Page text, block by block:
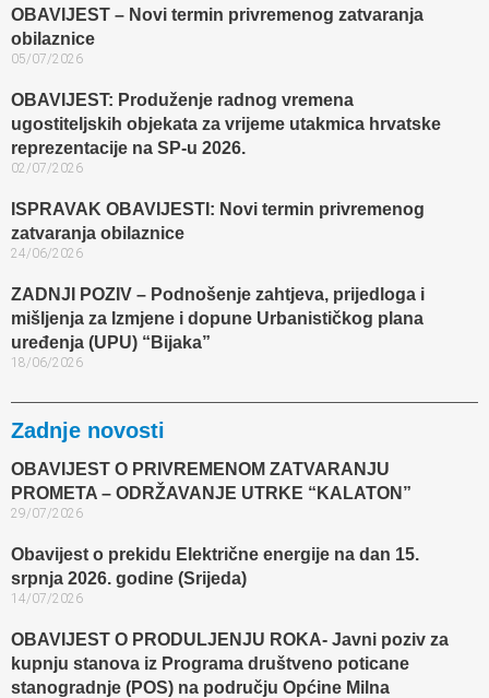
OBAVIJEST – Novi termin privremenog zatvaranja
obilaznice​
05/07/2026
OBAVIJEST: Produženje radnog vremena
ugostiteljskih objekata za vrijeme utakmica hrvatske
reprezentacije na SP-u 2026.
02/07/2026
ISPRAVAK OBAVIJESTI: Novi termin privremenog
zatvaranja obilaznice​
24/06/2026
ZADNJI POZIV – Podnošenje zahtjeva, prijedloga i
mišljenja za Izmjene i dopune Urbanističkog plana
uređenja (UPU) “Bijaka”
18/06/2026
Zadnje novosti
OBAVIJEST O PRIVREMENOM ZATVARANJU
PROMETA – ODRŽAVANJE UTRKE “KALATON”
29/07/2026
Obavijest o prekidu Električne energije na dan 15.
srpnja 2026. godine (Srijeda)
14/07/2026
OBAVIJEST O PRODULJENJU ROKA- Javni poziv za
kupnju stanova iz Programa društveno poticane
stanogradnje (POS) na području Općine Milna